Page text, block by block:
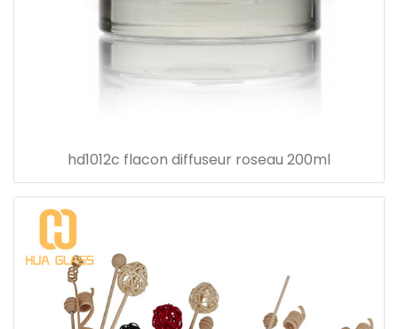
hd1012c flacon diffuseur roseau 200ml